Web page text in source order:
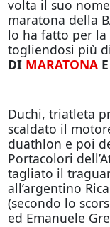
volta il suo nome
maratona della
lo ha fatto per la
togliendosi più
DI MARATONAE
Duchi, triatleta
scaldato il
duathlon e poi
Portacolori
tagliato il
all’argentino
(secondo lo
ed Emanuele